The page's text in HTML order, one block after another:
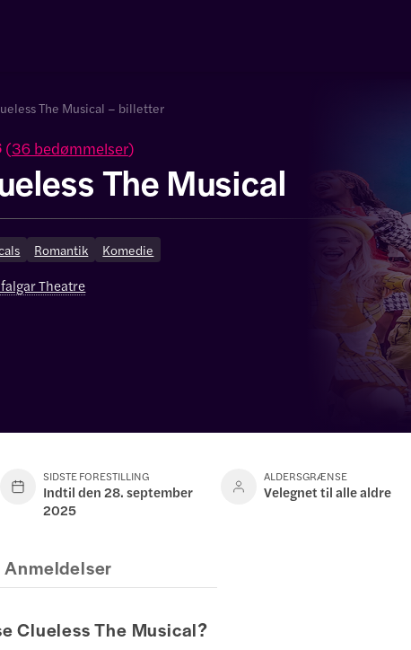
The Musical – billetter
(36 bedømmelser)
The Musical
Romantik Komedie
Theatre
SIDSTE FORESTILLING
Indtil den 28. september
2025
ALDERSGRÆNSE
Velegnet til alle aldre
Anmeldelser
Clueless The Musical?